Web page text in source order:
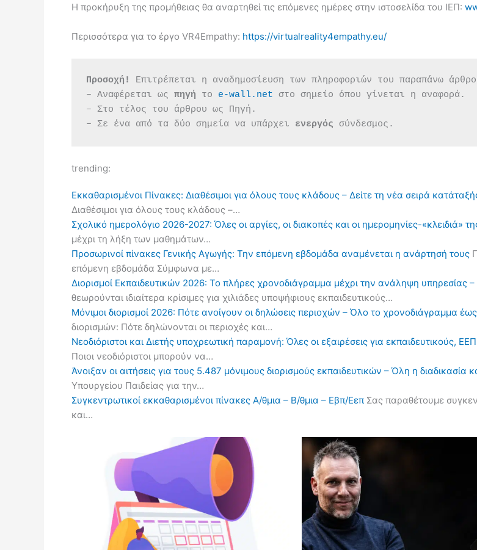
Η προκήρυξη της προμήθειας θα αναρτηθεί τις επόμενες ημέρες στην ιστοσελίδα του ΙΕΠ:
Περισσότερα για το έργο VR4Empathy: https://virtualreality4empathy.eu/
Προσοχή!
Επιτρέπεται η αναδημοσίευση των πληροφοριών του παραπάνω
– Αναφέρεται ως πηγή το e-wall.net στο σημείο όπου γίνεται η αναφορά.
– Στο τέλος του άρθρου ως Πηγή.
– Σε ένα από τα δύο σημεία να υπάρχει ενεργός σύνδεσμος.
trending:
Εκκαθαρισμένοι Πίνακες: Διαθέσιμοι για όλους τους κλάδους – Δείτε τη νέα σειρά
Διαθέσιμοι για όλους τους κλάδους –…
Σχολικό ημερολόγιο 2026-2027: Όλες οι αργίες, οι διακοπές και οι ημερομηνίες-«κλειδιά»
μέχρι τη λήξη των μαθημάτων…
Προσωρινοί πίνακες Γενικής Αγωγής: Την επόμενη εβδομάδα αναμένεται η ανάρτησή τους
επόμενη εβδομάδα Σύμφωνα με…
Διορισμοί Εκπαιδευτικών 2026: Το πλήρες χρονοδιάγραμμα μέχρι την ανάληψη υπηρεσίας
θεωρούνται ιδιαίτερα κρίσιμες για χιλιάδες υποψήφιους εκπαιδευτικούς…
Μόνιμοι διορισμοί 2026: Πότε ανοίγουν οι δηλώσεις περιοχών – Όλο το χρονοδιάγραμμα
διορισμών: Πότε δηλώνονται οι περιοχές και…
Νεοδιόριστοι και Διετής υποχρεωτική παραμονή: Όλες οι εξαιρέσεις για εκπαιδευτικούς,
Ποιοι νεοδιόριστοι μπορούν να…
Άνοιξαν οι αιτήσεις για τους 5.487 μόνιμους διορισμούς εκπαιδευτικών – Όλη η διαδικασία
Υπουργείου Παιδείας για την…
Συγκεντρωτικοί εκκαθαρισμένοι πίνακες Α/θμια – Β/θμια – Εβπ/Εεπ Σας παραθέτουμε
και…